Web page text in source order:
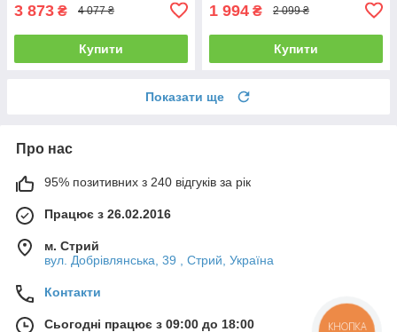
3 873 ₴ 4 077 ₴
Купити
1 994 ₴ 2 099 ₴
Купити
Показати ще
Про нас
95% позитивних з 240 відгуків за рік
Працює з 26.02.2016
м. Стрий
вул. Добрівлянська, 39 , Стрий, Україна
Контакти
Сьогодні працює з 09:00 до 18:00
КНОПКА